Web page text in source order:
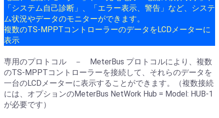
「システム自己診断」、「エラー表示、警告」など、システ
ム状況やデータのモニターができます。
複数のTS-MPPTコントローラーのデータをLCDメーターに
表示
専用のプロトコル － MeterBus プロトコルにより、複数
のTS-MPPTコントローラーを接続して、それらのデータを
一台のLCDメーターに表示することができます。（複数接続
には、オプションのMeterBus NetWork Hub = Model: HUB-1
が必要です）